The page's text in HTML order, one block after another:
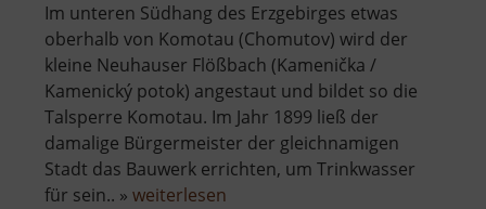
Im unteren Südhang des Erzgebirges etwas
oberhalb von Komotau (Chomutov) wird der
kleine Neuhauser Flößbach (Kamenička /
Kamenický potok) angestaut und bildet so die
Talsperre Komotau. Im Jahr 1899 ließ der
damalige Bürgermeister der gleichnamigen
Stadt das Bauwerk errichten, um Trinkwasser
für sein.. » weiterlesen